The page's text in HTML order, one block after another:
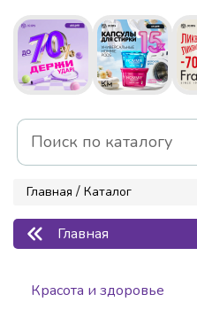
Главная / Каталог
Главная
Красота и здоровье